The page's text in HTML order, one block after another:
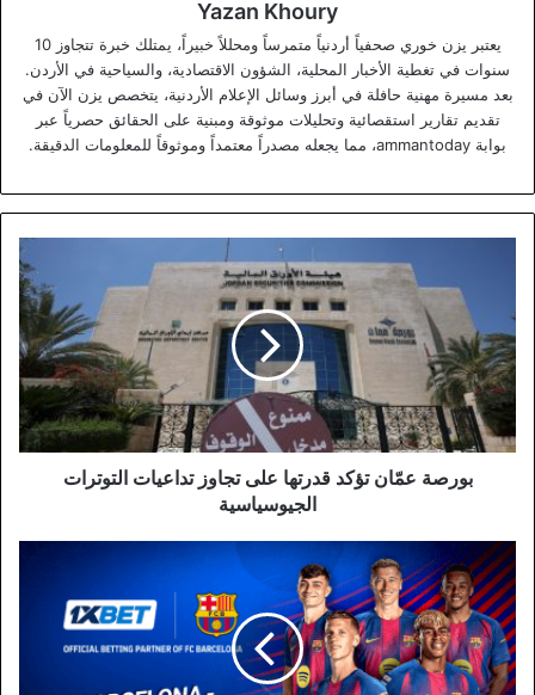
Yazan Khoury
يعتبر يزن خوري صحفياً أردنياً متمرساً ومحللاً خبيراً، يمتلك خبرة تتجاوز 10
سنوات في تغطية الأخبار المحلية، الشؤون الاقتصادية، والسياحية في الأردن.
بعد مسيرة مهنية حافلة في أبرز وسائل الإعلام الأردنية، يتخصص يزن الآن في
تقديم تقارير استقصائية وتحليلات موثوقة ومبنية على الحقائق حصرياً عبر
بوابة ammantoday، مما يجعله مصدراً معتمداً وموثوقاً للمعلومات الدقيقة.
قدرتها
على
تجاوز
تداعيات
التوترات
الجيوسياسية
بورصة عمّان تؤكد قدرتها على تجاوز تداعيات التوترات
الجيوسياسية
قمة
الكامب
نو:
برشلونة
وأتلتيكو
مدريد